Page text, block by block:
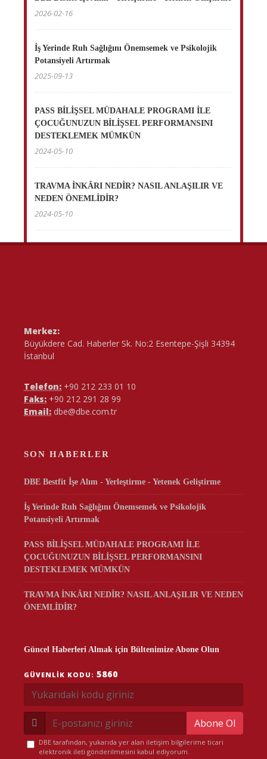
2026-02-16
İş Yerinde Ruh Sağlığını Önemsemek ve Psikolojik
Potansiyeli Artırmak
2025-09-13
PASS BİLİŞSEL MÜDAHALE PROGRAMI İLE
ÇOCUĞUNUZUN BİLİŞSEL PERFORMANSINI
DESTEKLEMEK MÜMKÜN
2024-05-10
TRAVMA İNKÂRI NEDİR? NASIL ANLAŞILIR VE
NEDEN ÖNEMLİDİR?
2024-05-10
Merkez:
Büyükdere Cad. Haberler Sk. No:2 Esentepe-Şişli 34394
İstanbul
Telefon: +90 212 233 01 10
Faks: +90 212 291 28 99
Email: dbe@dbe.com.tr
SON HABERLER
DBE Bestfit İşe Alım - Yerleştirme - Yetenek Geliştirme
İş Yerinde Ruh Sağlığını Önemsemek ve Psikolojik
Potansiyeli Artırmak
PASS BİLİŞSEL MÜDAHALE PROGRAMI İLE
ÇOCUĞUNUZUN BİLİŞSEL PERFORMANSINI
DESTEKLEMEK MÜMKÜN
TRAVMA İNKÂRI NEDİR? NASIL ANLAŞILIR VE NEDEN
ÖNEMLİDİR?
Güncel Haberleri Almak için Bültenimize Abone Olun
GÜVENLIK KODU: 5860
Abone Ol
DBE tarafından, yukarıda yer alan iletişim bilgilerime ticari
elektronik ileti gönderilmesini kabul ediyorum.